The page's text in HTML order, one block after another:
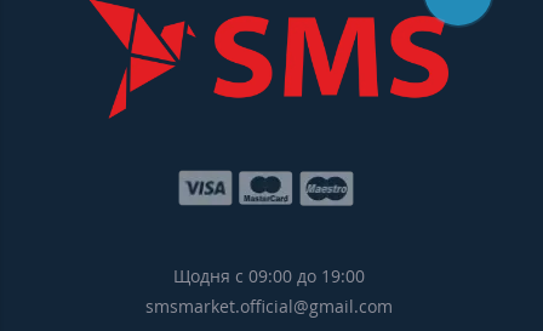
Щодня с 09:00 до 19:00
smsmarket.official@gmail.com